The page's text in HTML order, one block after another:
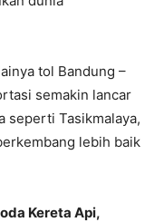
tol Bandung –
semakin lancar
seperti Tasikmalaya,
lebih baik
Kereta Api,